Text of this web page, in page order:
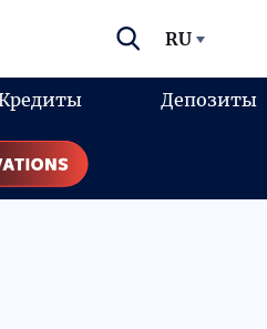
RU
Депозиты